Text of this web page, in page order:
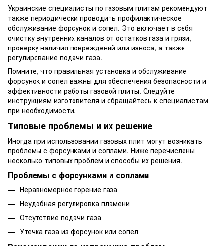
Украинские специалисты по газовым плитам рекомендуют
также периодически проводить профилактическое
обслуживание форсунок и сопел. Это включает в себя
очистку внутренних каналов от остатков газа и грязи,
проверку наличия повреждений или износа, а также
регулирование подачи газа.
Помните, что правильная установка и обслуживание
форсунок и сопел важны для обеспечения безопасности и
эффективности работы газовой плиты. Следуйте
инструкциям изготовителя и обращайтесь к специалистам
при необходимости.
Типовые проблемы и их решение
Иногда при использовании газовых плит могут возникать
проблемы с форсунками и соплами. Ниже перечислены
несколько типовых проблем и способы их решения.
Проблемы с форсунками и соплами
Неравномерное горение газа
Неудобная регулировка пламени
Отсутствие подачи газа
Утечка газа из форсунок или сопел